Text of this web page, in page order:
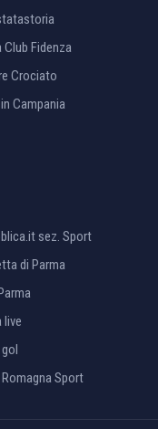
Club Fidenza
Crociato
Campania
sez. Sport
di Parma
live
Sport